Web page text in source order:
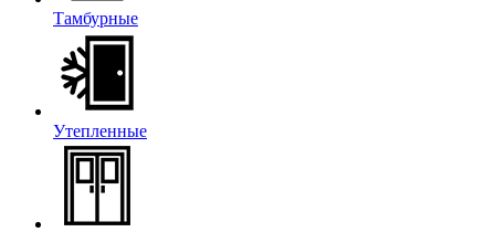
Тамбурные
Утепленные